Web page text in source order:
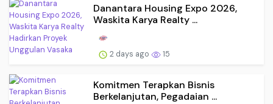
Danantara Housing Expo 2026,
Waskita Karya Realty ...
2 days ago 15
Komitmen Terapkan Bisnis
Berkelanjutan, Pegadaian ...